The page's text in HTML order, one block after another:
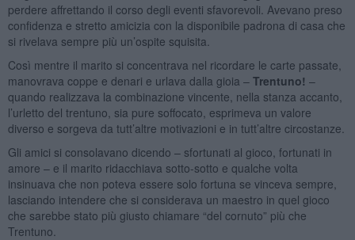
perdere affrettando il corso degli eventi sfavorevoli. Avevano preso
confidenza e stretto amicizia con la disponibile padrona di casa che
si rivelava sempre più un’ospite squisita.
Così mentre il marito si concentrava nel ricordare le carte passate,
manovrava coppe e denari e urlava dalla gioia – Trentuno! –
quando realizzava la combinazione vincente, nella stanza accanto,
l’urletto del trentuno, sia pure soffocato, esprimeva un valore
diverso e sorgeva da tutt’altre motivazioni e in tutt’altre circostanze.
Gli amici si consolavano dicendo – sfortunati al gioco, fortunati in
amore – e il marito ridacchiava sotto-sotto e qualche volta
insinuava che non poteva essere solo fortuna se vinceva sempre,
lasciando intendere che si considerava un maestro in quel gioco
che sarebbe stato più giusto chiamare “del cornuto” più che
Trentuno.